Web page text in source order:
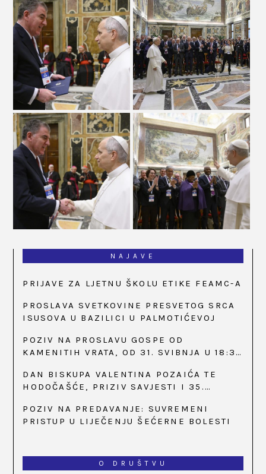
NAJAVE
PRIJAVE ZA LJETNU ŠKOLU ETIKE FEAMC-A
PROSLAVA SVETKOVINE PRESVETOG SRCA
ISUSOVA U BAZILICI U PALMOTIĆEVOJ
POZIV NA PROSLAVU GOSPE OD
KAMENITIH VRATA, OD 31. SVIBNJA U 18:30
DAN BISKUPA VALENTINA POZAIĆA TE
HODOČAŠĆE, PRIZIV SAVJESTI I 35.
BISTRICI, OD 15. DO 17. SVIBNJA
POZIV NA PREDAVANJE: SUVREMENI
PRISTUP U LIJEČENJU ŠEĆERNE BOLESTI
O DRUŠTVU